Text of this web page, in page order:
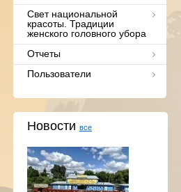
Свет национальной
красоты. Традиции
женского головного убора
Отчеты
Пользователи
Новости все